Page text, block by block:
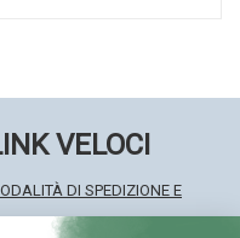
VELOCI
DI SPEDIZIONE E